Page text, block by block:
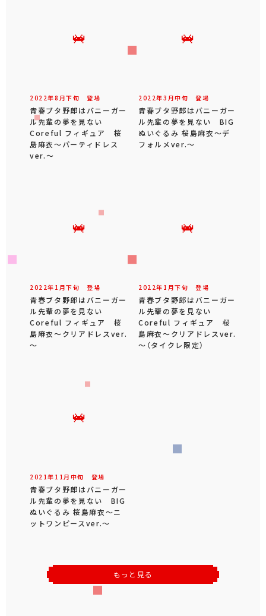
2022年8 月下旬 登場
青春ブタ野郎はバニーガー
ル先輩の夢を見ない
Coreful フィギュア 桜
島麻衣～パーティドレス
ver.～
2022年3 月中旬 登場
青春ブタ野郎はバニーガー
ル先輩の夢を見ない BIG
ぬいぐるみ 桜島麻衣～デ
フォルメver.～
2022年 1 月下旬 登場
青春ブタ野郎はバニーガー
ル先輩の夢を見ない
Coreful フィギュア 桜
島麻衣～クリアドレスver.
～
2022年 1 月下旬 登場
青春ブタ野郎はバニーガー
ル先輩の夢を見ない
Coreful フィギュア 桜
島麻衣～クリアドレスver.
～（タイクレ限定）
2021年 11 月 中旬 登場
青春ブタ野郎はバニーガー
ル先輩の夢を見ない BIG
ぬいぐるみ 桜島麻衣～ニ
ットワンピースver.～
もっと見る